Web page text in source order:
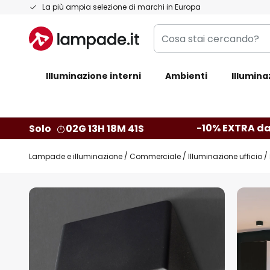
La più ampia selezione di marchi in Europa
Salta
contenuto
Cosa
stai
Illuminazione interni Ambienti
Solo 02G 13H 18M 40S -10% EXTRA
Lampade e illuminazione Commerciale Illuminazione ufficio
Vai
galleria